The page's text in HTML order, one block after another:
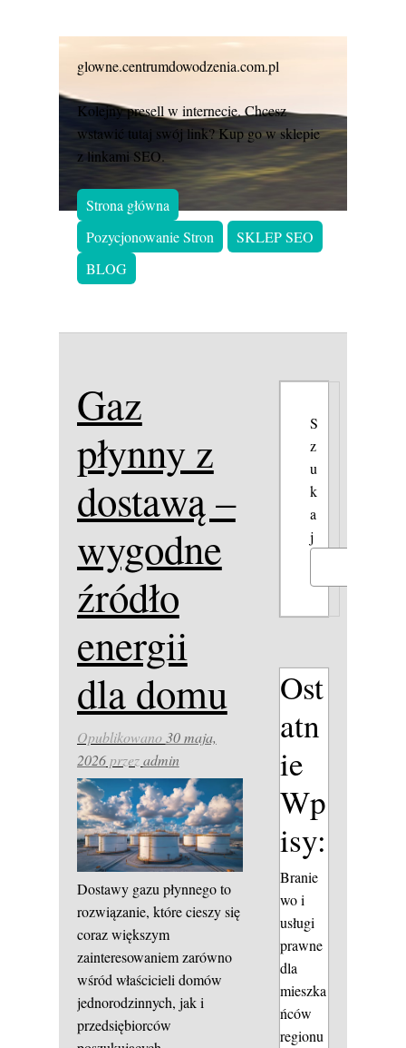
glowne.centrumdowodzenia.com.pl
Kolejny presell w internecie. Chcesz
wstawić tutaj swój link? Kup go w sklepie
z linkami SEO.
Strona główna
Pozycjonowanie Stron
SKLEP SEO
BLOG
Gaz
płynny z
dostawą –
wygodne
źródło
energii
dla domu
Opublikowano30 maja,
2026przezadmin
Dostawy gazu płynnego to
rozwiązanie, które cieszy się
coraz większym
zainteresowaniem zarówno
wśród właścicieli domów
jednorodzinnych, jak i
przedsiębiorców
S
z
u
k
a
j
Ost
atn
ie
Wp
isy:
Branie
wo i
usługi
prawne
dla
mieszka
ńców
regionu